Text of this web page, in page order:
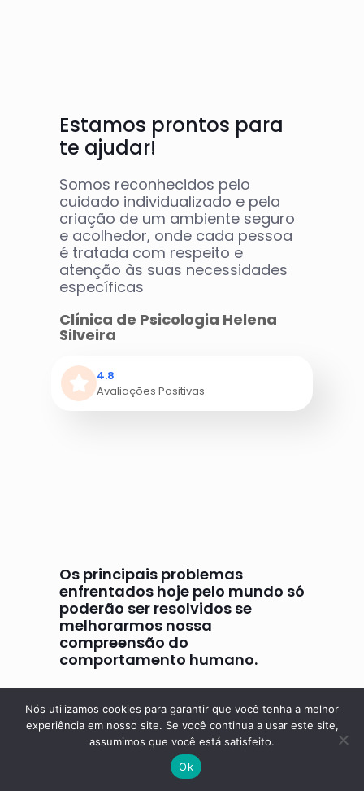
Estamos prontos para
te ajudar!
Somos reconhecidos pelo
cuidado individualizado e pela
criação de um ambiente seguro
e acolhedor, onde cada pessoa
é tratada com respeito e
atenção às suas necessidades
específicas
Clínica de Psicologia Helena
Silveira
4.8
Avaliações Positivas
Os principais problemas
enfrentados hoje pelo mundo só
poderão ser resolvidos se
melhorarmos nossa
compreensão do
comportamento humano.
B. F. Skinner
Nós utilizamos cookies para garantir que você tenha a melhor
experiência em nosso site. Se você continua a usar este site,
assumimos que você está satisfeito.
Ok